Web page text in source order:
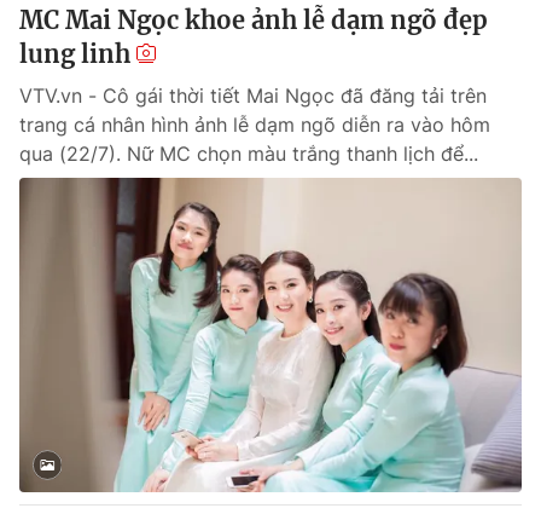
® Cấm sao chép dưới mọi hình thức nếu không có sự chấp
thuận bằng văn bản. Ghi rõ nguồn VTV.vn khi phát hành lại
thông tin từ website này.
MC Mai Ngọc khoe ảnh lễ dạm ngõ đẹp
lung linh
VTV.vn - Cô gái thời tiết Mai Ngọc đã đăng tải trên
trang cá nhân hình ảnh lễ dạm ngõ diễn ra vào hôm
qua (22/7). Nữ MC chọn màu trắng thanh lịch để...